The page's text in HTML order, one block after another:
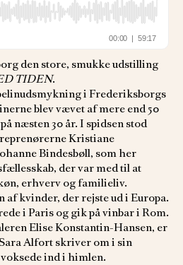
den store, smukke udstilling
TIDEN.
i Frederiksborgs
blev vævet af mere end 50
næsten 30 år. I spidsen stod
Kristiane
Bindesbøll, som her
der var med til at
erhverv og familieliv.
kvinder, der rejste ud i Europa.
i Paris og gik på vinbar i Rom.
Elise Konstantin-Hansen, er
Alfort skriver om i sin
ind i himlen.